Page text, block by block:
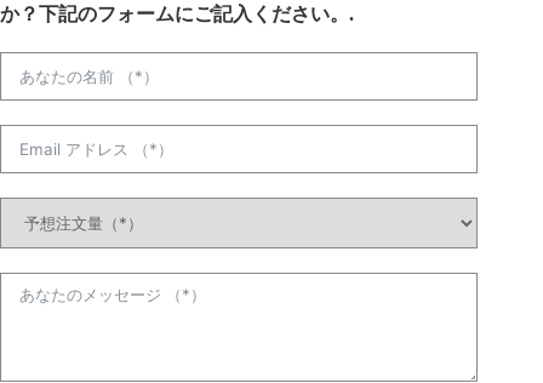
か？下記のフォームにご記入ください。.